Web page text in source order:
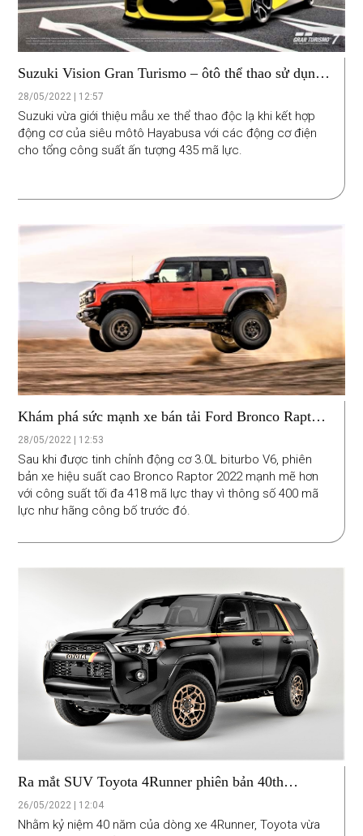
Suzuki Vision Gran Turismo – ôtô thể thao sử dụng
động cơ xe máy
28/05/2022 | 12:57
Suzuki vừa giới thiệu mẫu xe thể thao độc lạ khi kết hợp
động cơ của siêu môtô Hayabusa với các động cơ điện
cho tổng công suất ấn tượng 435 mã lực.
Khám phá sức mạnh xe bán tải Ford Bronco Raptor
2022
28/05/2022 | 12:53
Sau khi được tinh chỉnh động cơ 3.0L biturbo V6, phiên
bản xe hiệu suất cao Bronco Raptor 2022 mạnh mẽ hơn
với công suất tối đa 418 mã lực thay vì thông số 400 mã
lực như hãng công bố trước đó.
Ra mắt SUV Toyota 4Runner phiên bản 40th
Anniversary Edition
26/05/2022 | 12:04
Nhằm kỷ niệm 40 năm của dòng xe 4Runner, Toyota vừa